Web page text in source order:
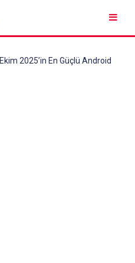
Ekim 2025’in En Güçlü Android